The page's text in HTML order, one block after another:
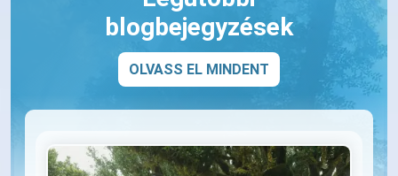
blogbejegyzések
OLVASS EL MINDENT